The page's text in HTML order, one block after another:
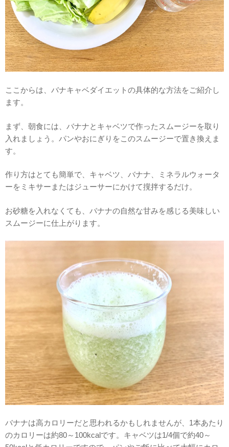
ここからは、バナキャベダイエットの具体的な方法をご紹介し
ます。
まず、朝食には、バナナとキャベツで作ったスムージーを取り
入れましょう。パンやおにぎりをこのスムージーで置き換えま
す。
作り方はとても簡単で、キャベツ、バナナ、ミネラルウォータ
ーをミキサーまたはジューサーにかけて撹拌するだけ。
お砂糖を入れなくても、バナナの自然な甘みを感じる美味しい
スムージーに仕上がります。
バナナは高カロリーだと思われるかもしれませんが、1本あたり
のカロリーは約80～100kcalです。キャベツは1/4個で約40～